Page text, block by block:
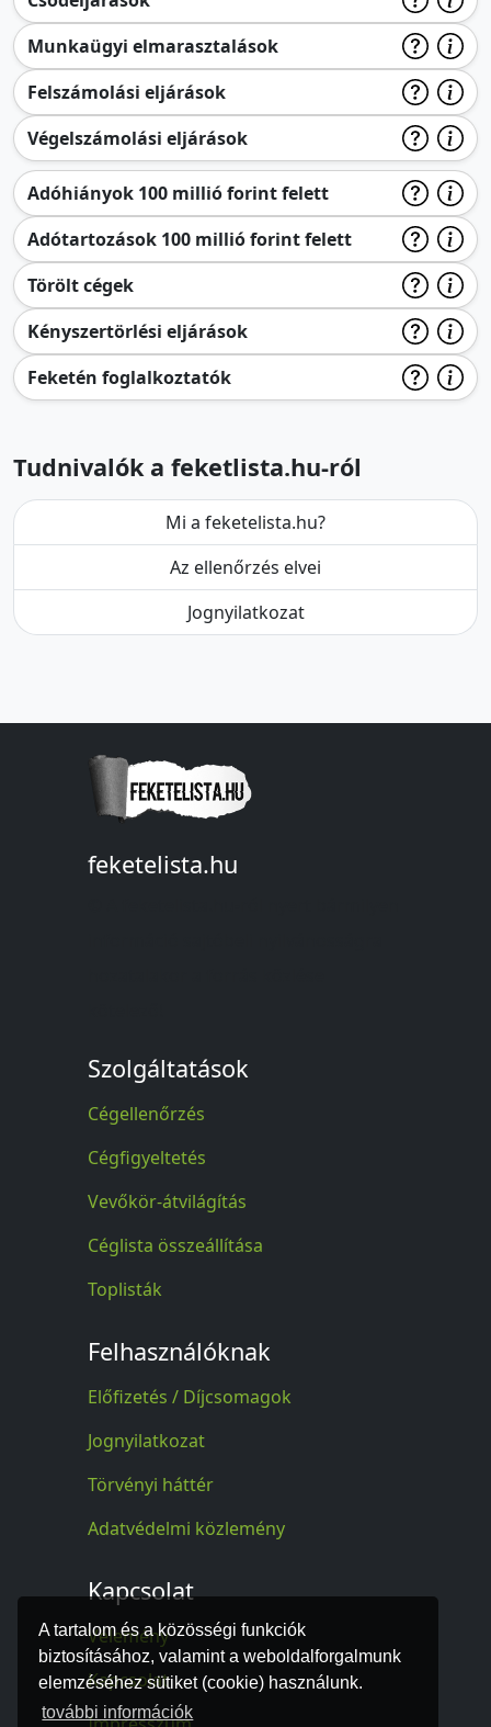
A tartalom és a közösségi funkciók
biztosításához, valamint a weboldalforgalmunk
elemzéséhez sütiket (cookie) használunk.
további információk
Munkaügyi elmarasztalások
Felszámolási eljárások
Végelszámolási eljárások
Adóhiányok 100 millió forint felett
Adótartozások 100 millió forint felett
Törölt cégek
Kényszertörlési eljárások
Feketén foglalkoztatók
Tudnivalók a feketlista.hu-ról
Mi a feketelista.hu?
Az ellenőrzés elvei
Jognyilatkozat
feketelista.hu
Szolgáltatások
Cégellenőrzés
Cégfigyeltetés
Vevőkör-átvilágítás
Céglista összeállítása
Toplisták
Felhasználóknak
Előfizetés / Díjcsomagok
Jognyilatkozat
Törvényi háttér
Adatvédelmi közlemény
Kapcsolat
Vélemény
Kapcsolat